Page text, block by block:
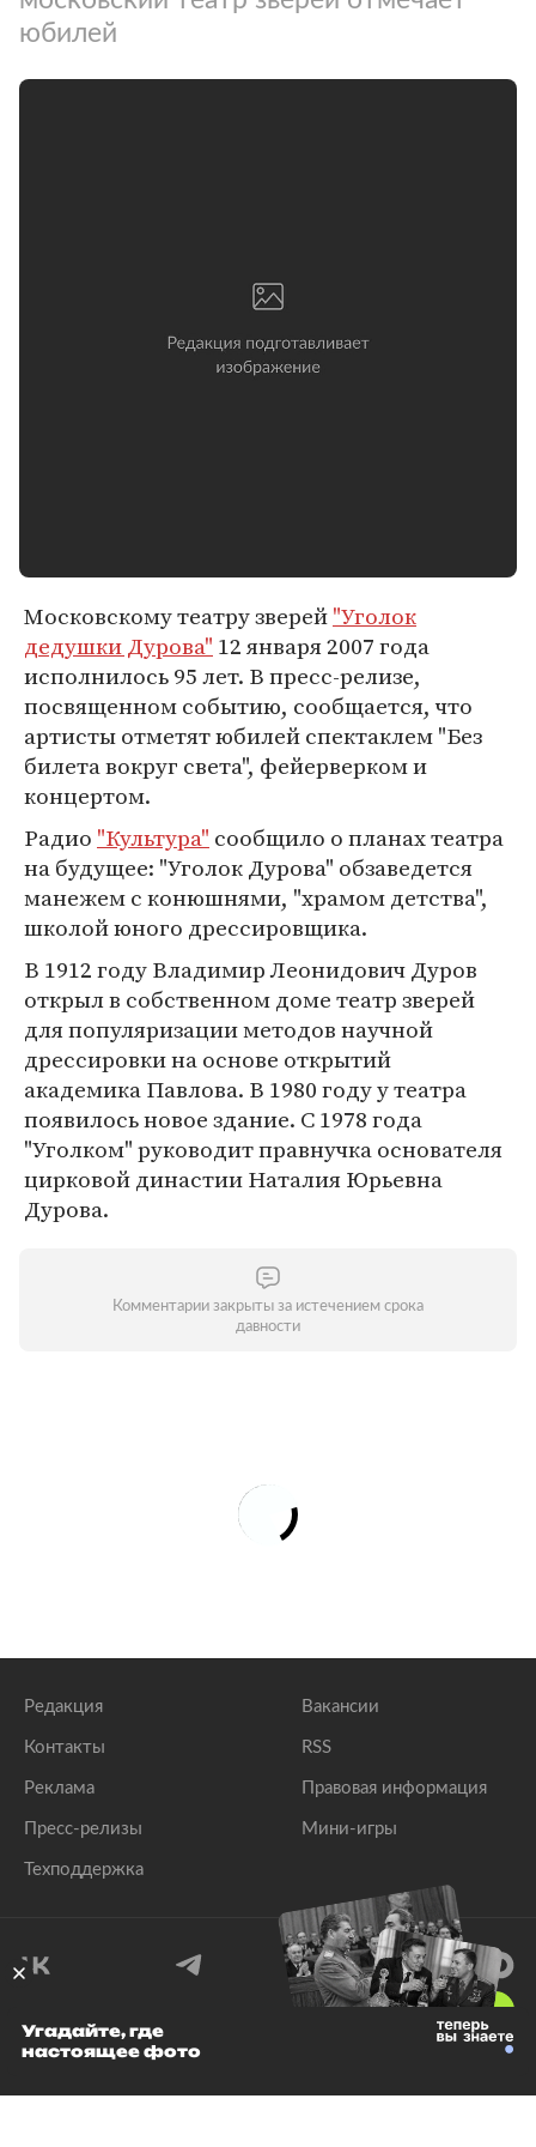
юбилей
Московскому театру зверей"Уголок
дедушки Дурова" 12 января 2007 года
исполнилось 95 лет. В пресс-релизе,
посвященном событию, сообщается, что
артисты отметят юбилей спектаклем "Без
билета вокруг света", фейерверком и
концертом.
Радио "Культура" сообщило о планах театра
на будущее: "Уголок Дурова" обзаведется
манежем с конюшнями, "храмом детства",
школой юного дрессировщика.
В 1912 году Владимир Леонидович Дуров
открыл в собственном доме театр зверей
для популяризации методов научной
дрессировки на основе открытий
академика Павлова. В 1980 году у театра
появилось новое здание. С 1978 года
"Уголком" руководит правнучка основателя
цирковой династии Наталия Юрьевна
Дурова.
Комментарии закрыты за истечением срока
давности
Редакция
Контакты
Реклама
Пресс-релизы
Техподдержка
Вакансии
RSS
Правовая информация
Мини-игры
© 1999–2026 Все права защищены.
Угадайте, где
настоящее фото